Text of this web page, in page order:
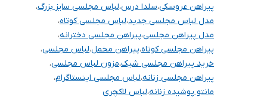
سایت امکان مرجوع یا تعویض مدل ندارد فقط تعویض سایز داریم
پیراهن عروسکی،سلدا درس،لباس مجلسی سایز بزرگ،
مدل لباس مجلسی جدید،لباس مجلسی کوتاه،
مدل پیراهن مجلسی،پیراهن مجلسی دخترانه،
پیراهن مجلسی کوتاه،پیراهن مخمل،لباس مجلسی،
خرید پیراهن مجلسی شیک،مزون لباس مجلسی،
پیراهن مجلسی زنانه،لباس مجلسی اینستاگرام،
مانتو پوشیده زنانه،لباس لاکچری